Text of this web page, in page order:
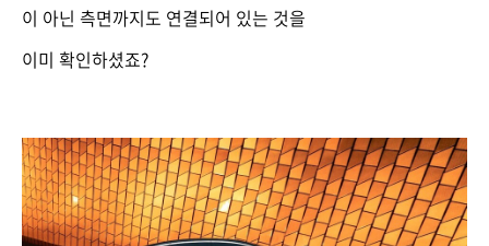
이 아닌 측면까지도 연결되어 있는 것을
이미 확인하셨죠?